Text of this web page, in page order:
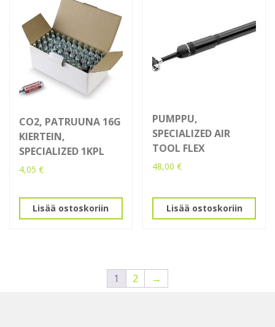
CO2, PATRUUNA 16G
KIERTEIN,
SPECIALIZED 1KPL
4,05 €
Lisää ostoskoriin
PUMPPU,
SPECIALIZED AIR
TOOL FLEX
48,00€
Lisää ostoskoriin
1 2 →